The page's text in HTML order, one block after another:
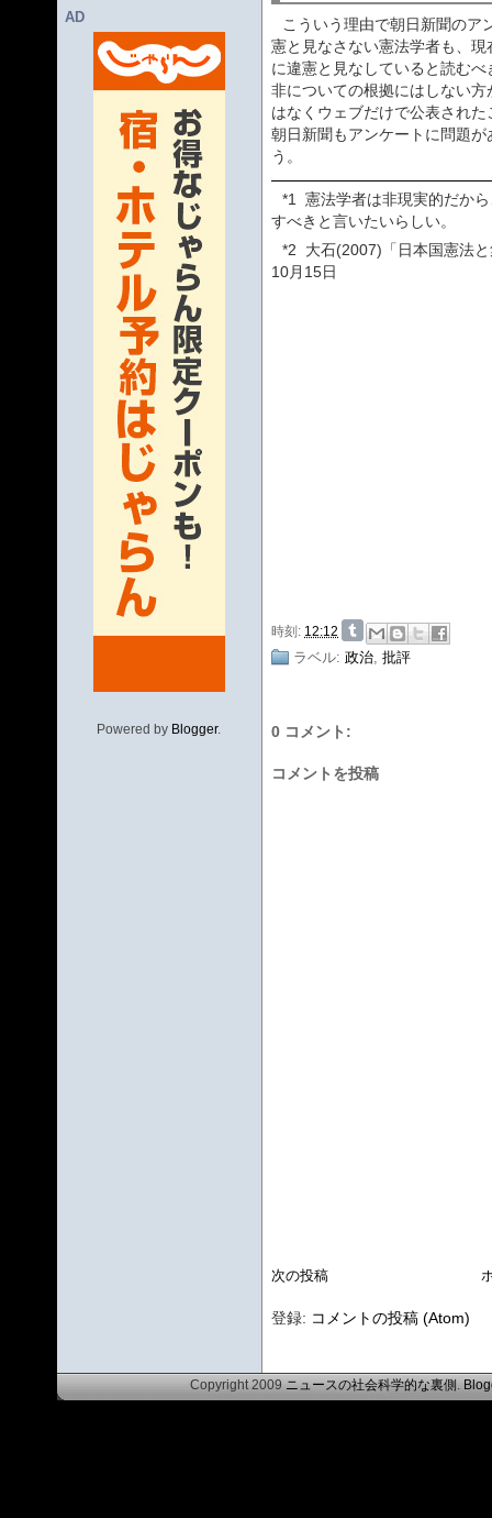
AD
Powered by Blogger.
こういう理由で朝日新聞のア
憲と見なさない憲法学者も、
に違憲と見なしていると読む
非についての根拠にはしない
はなくウェブだけで公表され
朝日新聞もアンケートに問題
う。
*1
憲法学者は非現実的だか
すべきと言いたいらしい。
*2
大石(2007)「日本国憲法
10月15日
時刻: 12:12
ラベル: 政治, 批評
0 コメント:
コメントを投稿
次の投稿
登録: コメントの投稿 (Atom)
Copyright 2009 ニュースの社会科学的な裏側.